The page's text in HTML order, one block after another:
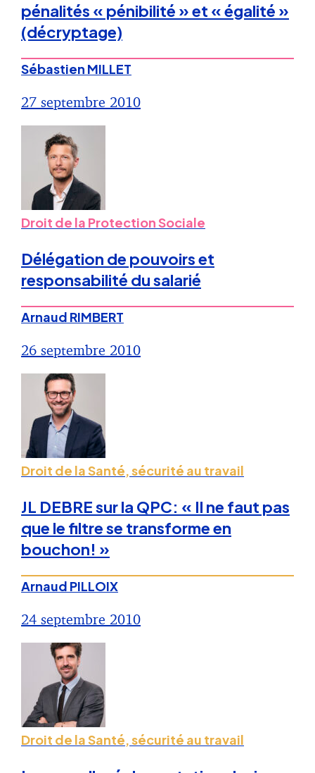
pénalités « pénibilité » et « égalité »
(décryptage)
Sébastien MILLET
27 septembre 2010
Droit de la Protection Sociale
Délégation de pouvoirs et
responsabilité du salarié
Arnaud RIMBERT
26 septembre 2010
Droit de la Santé, sécurité au travail
JL DEBRE sur la QPC: « Il ne faut pas
que le filtre se transforme en
bouchon! »
Arnaud PILLOIX
24 septembre 2010
Droit de la Santé, sécurité au travail